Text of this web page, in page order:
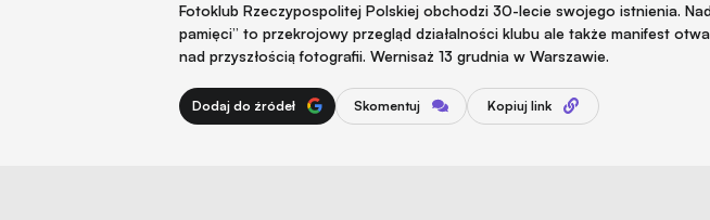
Fotoklub Rzeczypospolitej Polskiej obchodzi 30-lecie swojego istnienia.
pamięci” to przekrojowy przegląd działalności klubu ale także manifest
nad przyszłością fotografii. Wernisaż 13 grudnia w Warszawie.
Dodaj do źródeł Skomentuj Kopiuj link